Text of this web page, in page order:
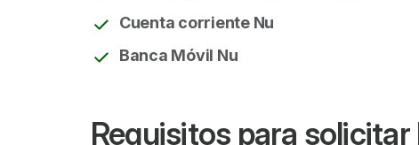
Cuenta corriente Nu
Banca Móvil Nu
Requisitos para